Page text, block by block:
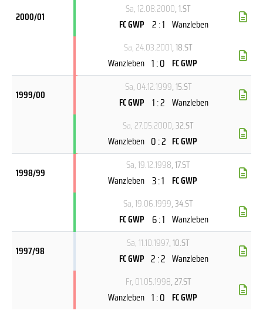
2000/01
Sa, 12.08.2000, 1.ST
FC GWP 2 : 1 Wanzleben
Sa, 24.03.2001, 18.ST
Wanzleben 1 : 0 FC GWP
1999/00
Sa, 04.12.1999, 15.ST
FC GWP 1 : 2 Wanzleben
Sa, 27.05.2000, 32.ST
Wanzleben 0 : 2 FC GWP
1998/99
Sa, 19.12.1998, 17.ST
Wanzleben 3 : 1 FC GWP
Sa, 19.06.1999, 34.ST
FC GWP 6 : 1 Wanzleben
1997/98
Sa, 11.10.1997, 10.ST
FC GWP 2 : 2 Wanzleben
Fr, 01.05.1998, 27.ST
Wanzleben 1 : 0 FC GWP